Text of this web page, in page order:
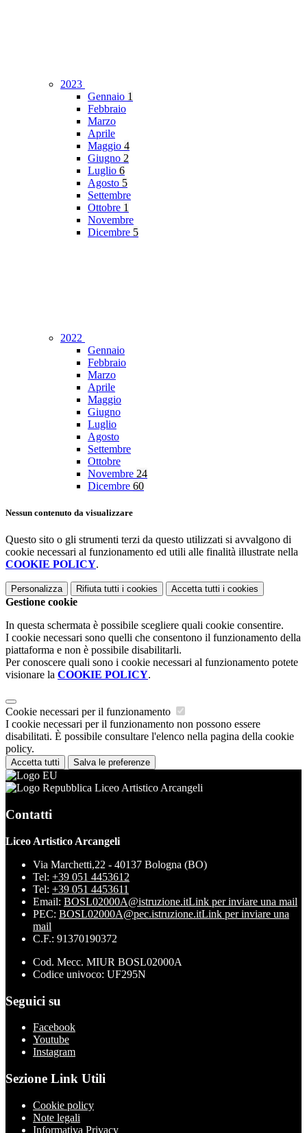
2023
Gennaio 1
Febbraio
Marzo
Aprile
Maggio 4
Giugno 2
Luglio 6
Agosto 5
Settembre
Ottobre 1
Novembre
Dicembre 5
2022
Gennaio
Febbraio
Marzo
Aprile
Maggio
Giugno
Luglio
Agosto
Settembre
Ottobre
Novembre 24
Dicembre 60
Nessun contenuto da visualizzare
Questo sito o gli strumenti terzi da questo utilizzati si avvalgono di
cookie necessari al funzionamento ed utili alle finalità illustrate nella
COOKIE POLICY.
Personalizza Rifiuta tutti i cookies Accetta tutti i cookies
Gestione cookie
In questa schermata è possibile scegliere quali cookie consentire.
I cookie necessari sono quelli che consentono il funzionamento della
piattaforma e non è possibile disabilitarli.
Per conoscere quali sono i cookie necessari al funzionamento potete
visionare la COOKIE POLICY.
Cookie necessari per il funzionamento
I cookie necessari per il funzionamento non possono essere
disabilitati. È possibile consultare l'elenco nella pagina della cookie
policy.
Accetta tutti Salva le preferenze
Liceo Artistico Arcangeli
Contatti
Liceo Artistico Arcangeli
Via Marchetti,22 - 40137 Bologna (BO)
Tel: +39 051 4453612
Tel: +39 051 4453611
Email: BOSL02000A@istruzione.itLink per inviare una mail
PEC: BOSL02000A@pec.istruzione.itLink per inviare una
mail
C.F.: 91370190372
Cod. Mecc. MIUR BOSL02000A
Codice univoco: UF295N
Seguici su
Facebook
Youtube
Instagram
Sezione Link Utili
Cookie policy
Note legali
Informativa Privacy